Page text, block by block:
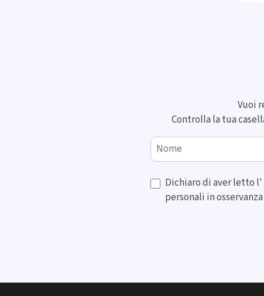
Vuoi
Controlla la tua
Dichiaro di aver letto l'
personali in